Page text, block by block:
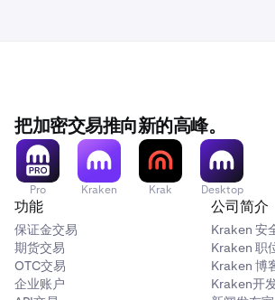
把加密交易推向新的高峰。
Pro Kraken Krak Desktop
功能
保证金交易
期货交易
OTC交易
企业账户
公司简介
Kraken 安
Kraken 职
Kraken 博
Kraken开